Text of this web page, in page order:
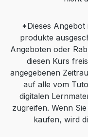
kg
Bedarf kann
verdoppelt
ca. 1 g.
*Dieses
produkte
Angeboten oder
diesen Kurs
angegebenen
auf alle vom
digitalen
zugreifen. Wenn
kaufen, wird